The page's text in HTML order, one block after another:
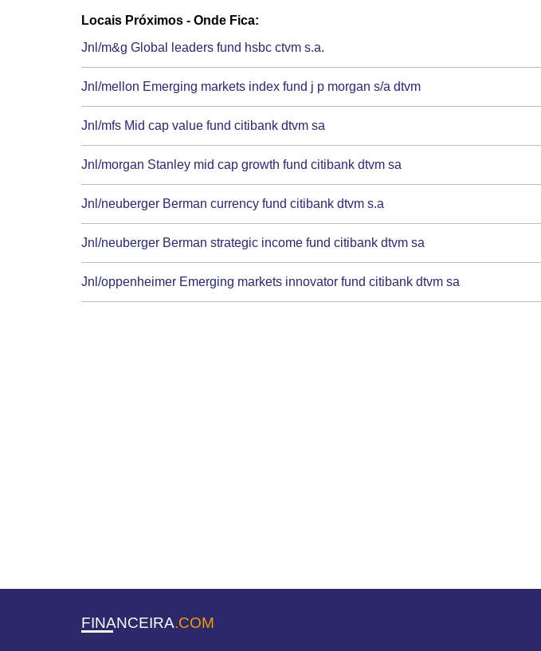
Locais Próximos - Onde Fica:
Jnl/m&g Global leaders fund hsbc ctvm s.a.
Jnl/mellon Emerging markets index fund j p morgan s/a dtvm
Jnl/mfs Mid cap value fund citibank dtvm sa
Jnl/morgan Stanley mid cap growth fund citibank dtvm sa
Jnl/neuberger Berman currency fund citibank dtvm s.a
Jnl/neuberger Berman strategic income fund citibank dtvm sa
Jnl/oppenheimer Emerging markets innovator fund citibank dtvm sa
FINANCEIRA.COM